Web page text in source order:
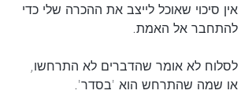
אין סיכוי שאוכל לייצב את ההכרה שלי כדי
להתחבר אל האמת.
לסלוח לא אומר שהדברים לא התרחשו,
או שמה שהתרחש הוא 'בסדר'.